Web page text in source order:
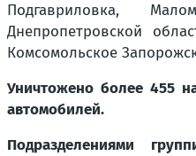
Подгавриловка,
Днепропетровской
Комсомольское
Уничтожено более 455
автомобилей.
Подразделениями